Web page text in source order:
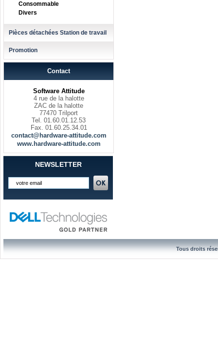
Consommable
Divers
Pièces détachées Station de travail
Promotion
Contact
Software Attitude
4 rue de la halotte
ZAC de la halotte
77470 Trilport
Tel. 01.60.01.12.53
Fax. 01.60.25.34.01
contact@hardware-attitude.com
www.hardware-attitude.com
NEWSLETTER
Tous droits